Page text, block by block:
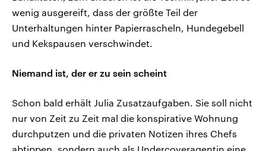
wenig ausgereift, dass der größte Teil der
Unterhaltungen hinter Papierrascheln, Hundegebell
und Kekspausen verschwindet.
Niemand ist, der er zu sein scheint
Schon bald erhält Julia Zusatzaufgaben. Sie soll nicht
nur von Zeit zu Zeit mal die konspirative Wohnung
durchputzen und die privaten Notizen ihres Chefs